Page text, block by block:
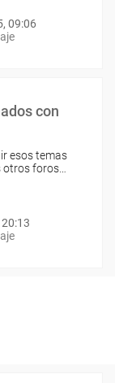
09:06
con
esos temas
foros…